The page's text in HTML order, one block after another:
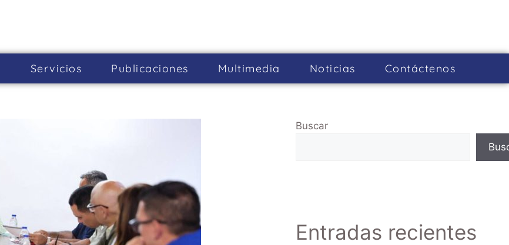
Servicios Publicaciones Multimedia Noticias Cont­áctenos
Buscar
Entradas recientes